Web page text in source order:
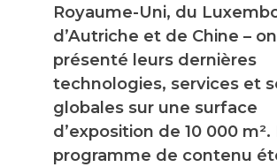
Royaume-Uni, du
d’Autriche et de Chine –
présenté leurs dernières
technologies, services et
globales sur une surface
d’exposition de 10 000 m².
programme de contenu